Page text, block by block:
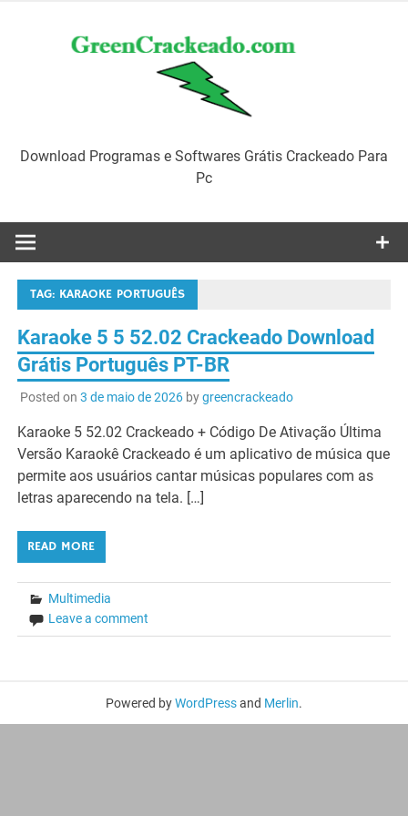
Download Programas e Softwares Grátis Crackeado Para
Pc
TAG: KARAOKE PORTUGUÊS
Karaoke 5 5 52.02 Crackeado Download
Grátis Português PT-BR
Posted on 3 de maio de 2026bygreencrackeado
Karaoke 5 52.02 Crackeado + Código De Ativação Última
Versão Karaokê Crackeado é um aplicativo de música que
permite aos usuários cantar músicas populares com as
letras aparecendo na tela. […]
READ MORE
Multimedia
Leave a comment
Powered byWordPressand Merlin.